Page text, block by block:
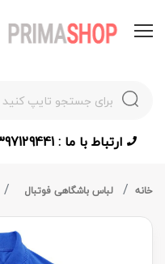
ارتباط با ما : 09397129441
خانه لباس باشگاهی فوتبال